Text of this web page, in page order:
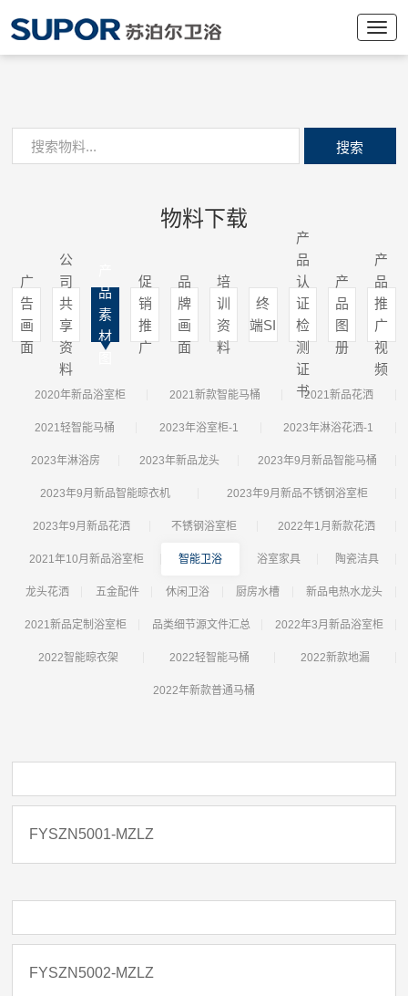
搜索
物料下载
广
告
画
面
公
司
共
享
资
料
品
素
材
促
销
推
广
品
牌
画
面
培
训
资
料
终
端SI
产
品
认
证
检
测
证
书
产
品
图
册
产
品
推
广
视
频
2020年新品浴室柜 2021新款智能马桶 2021新品花洒
2021轻智能马桶 2023年浴室柜-1 2023年淋浴花洒-1
2023年淋浴房 2023年新品龙头 2023年9月新品智能马桶
2023年9月新品智能晾衣机 2023年9月新品不锈钢浴室柜
2023年9月新品花洒 不锈钢浴室柜 2022年1月新款花洒
2021年10月新品浴室柜 智能卫浴 浴室家具 陶瓷洁具
龙头花洒 五金配件 休闲卫浴 厨房水槽 新品电热水龙头
2021新品定制浴室柜 品类细节源文件汇总 2022年3月新品浴室柜
2022智能晾衣架 2022轻智能马桶 2022新款地漏
2022年新款普通马桶
FYSZN5001-MZLZ
FYSZN5002-MZLZ